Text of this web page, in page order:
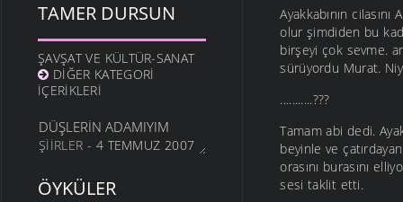
MELEKLER AĞLADI
18 TEMMUZ 2006
TAMER DURSUN
ŞAVŞAT VE KÜLTÜR-SANAT
DIĞER KATEGORI
İÇERIKLERI
DÜŞLERIN ADAMIYIM
ŞIIRLER - 4 TEMMUZ 2007
ÖYKÜLER
Ayakkabının
olur şimdiden bu
birşeyi çok sevme.
sürüyordu Murat.
...........???
Tamam abi dedi.
beyinle ve
orasını burasını
sesi taklit etti.